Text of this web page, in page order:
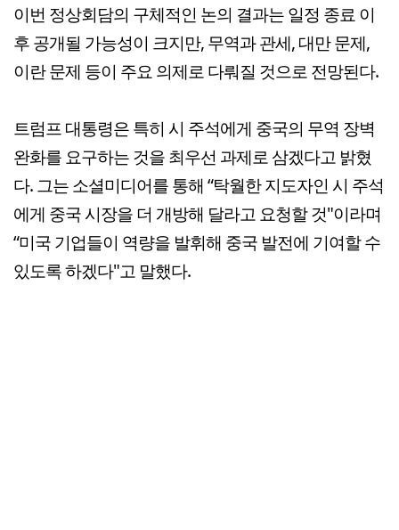
이번 정상회담의 구체적인 논의 결과는 일정 종료 이
후 공개될 가능성이 크지만, 무역과 관세, 대만 문제,
이란 문제 등이 주요 의제로 다뤄질 것으로 전망된다.
트럼프 대통령은 특히 시 주석에게 중국의 무역 장벽
완화를 요구하는 것을 최우선 과제로 삼겠다고 밝혔
다. 그는 소셜미디어를 통해 “탁월한 지도자인 시 주석
에게 중국 시장을 더 개방해 달라고 요청할 것"이라며
“미국 기업들이 역량을 발휘해 중국 발전에 기여할 수
있도록 하겠다"고 말했다.